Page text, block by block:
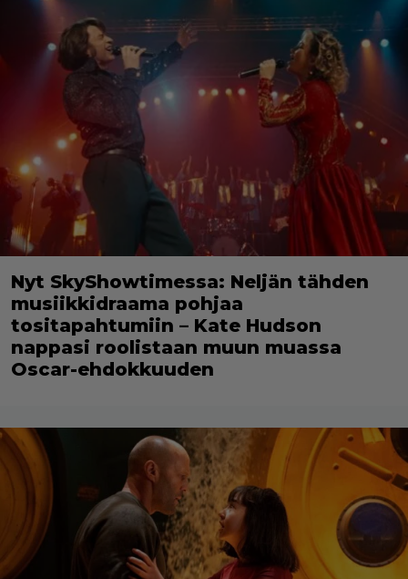
Nyt SkyShowtimessa: Neljän tähden
musiikkidraama pohjaa
tositapahtumiin – Kate Hudson
nappasi roolistaan muun muassa
Oscar-ehdokkuuden